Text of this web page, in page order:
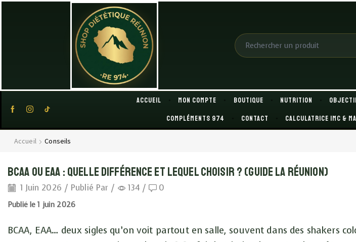
Accueil Mon compte Boutique Nutrition
Compléments 974 Contact Calculatrice IMC &
Accueil Conseils
BCAA ou EAA : quelle différence et lequel choisir ? (Guide La Réunion)
1 Juin 2026 / Publié Par / 134 / 0
Publié le 1 juin 2026
BCAA, EAA… deux sigles qu’on voit partout en salle, souvent dans des shakers